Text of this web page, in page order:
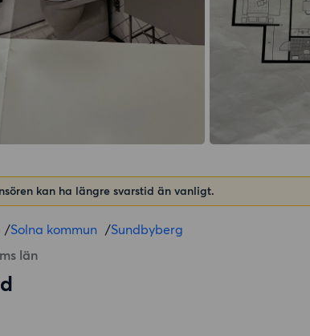
kan ha längre svarstid än vanligt.
/Solna kommun /Sundbyberg
län